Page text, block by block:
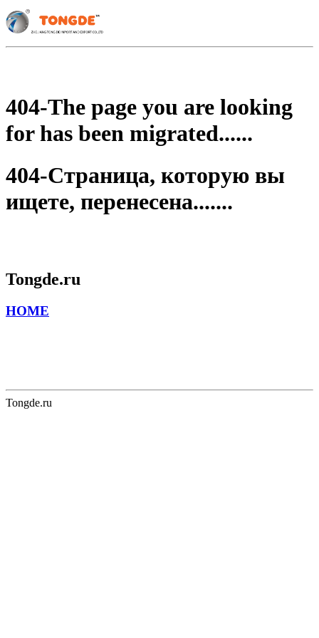
404-The page you are looking
for has been migrated......
404-Страница, которую вы
ищете, перенесена.......
Tongde.ru
HOME
Tongde.ru